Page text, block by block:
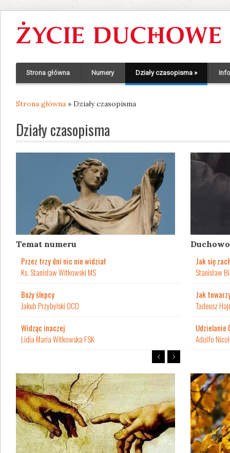
Strona główna Numery Działy czasopisma »
Jesteś tutaj
Strona główna » Działy czasopisma
Działy czasopisma
Temat numeru
Przez trzy dni nic nie widział
Ks. Stanisław Witkowski MS
Boży ślepcy
Jakub Przybylski OCD
Widząc inaczej
Lidia Maria Witkowska FSK
Jak się
Stanisław
Jak
Tadeusz
Udzielanie
Adolfo